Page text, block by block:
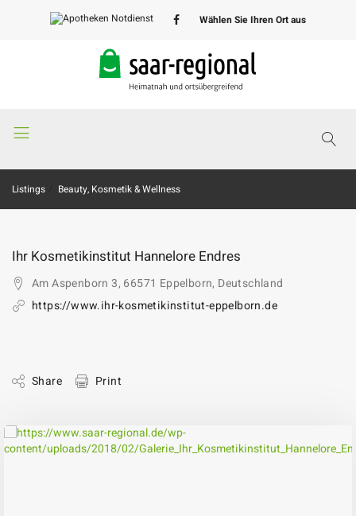
Apotheken
Wählen Sie Ihren Ort aus
Listings Beauty, Kosmetik & Wellness
Ihr Kosmetikinstitut Hannelore Endres
Am Aspenborn 3, 66571 Eppelborn, Deutschland
https://www.ihr-kosmetikinstitut-eppelborn.de
Share Print